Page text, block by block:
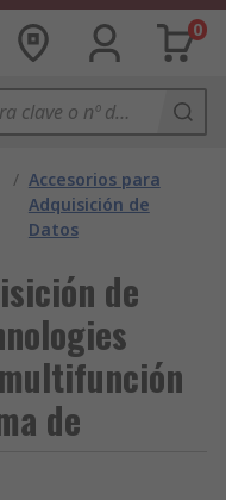
0
/ Accesorios para
Adquisición de
Datos
de
de